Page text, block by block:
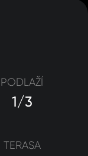
PODLAŽÍ
1/3
TERASA